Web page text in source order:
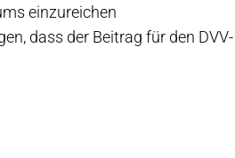
einzureichen
dass der Beitrag für den DVV-